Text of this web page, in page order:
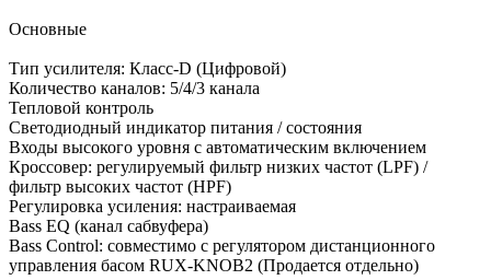
Основные
Тип усилителя: Класс-D (Цифровой)
Количество каналов: 5/4/3 канала
Тепловой контроль
Светодиодный индикатор питания / состояния
Входы высокого уровня с автоматическим включением
Кроссовер: регулируемый фильтр низких частот (LPF) /
фильтр высоких частот (HPF)
Регулировка усиления: настраиваемая
Bass EQ (канал сабвуфера)
Bass Control: совместимо с регулятором дистанционного
управления басом RUX-KNOB2 (Продается отдельно)